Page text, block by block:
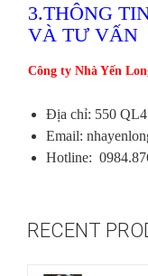
3.THÔNG
VÀ TƯ VẤN
Công ty Nhà Yến
Địa chỉ: 550
Email:
Hotline:
RECENT